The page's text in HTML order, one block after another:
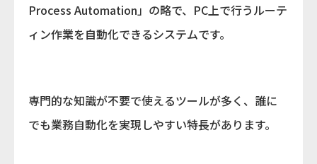
Process Automation」の略で、PC上で行うルーテ
ィン作業を自動化できるシステムです。
専門的な知識が不要で使えるツールが多く、誰に
でも業務自動化を実現しやすい特長があります。